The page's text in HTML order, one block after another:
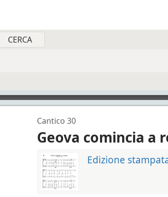
Cantico 30
Geova comincia a
Edizione